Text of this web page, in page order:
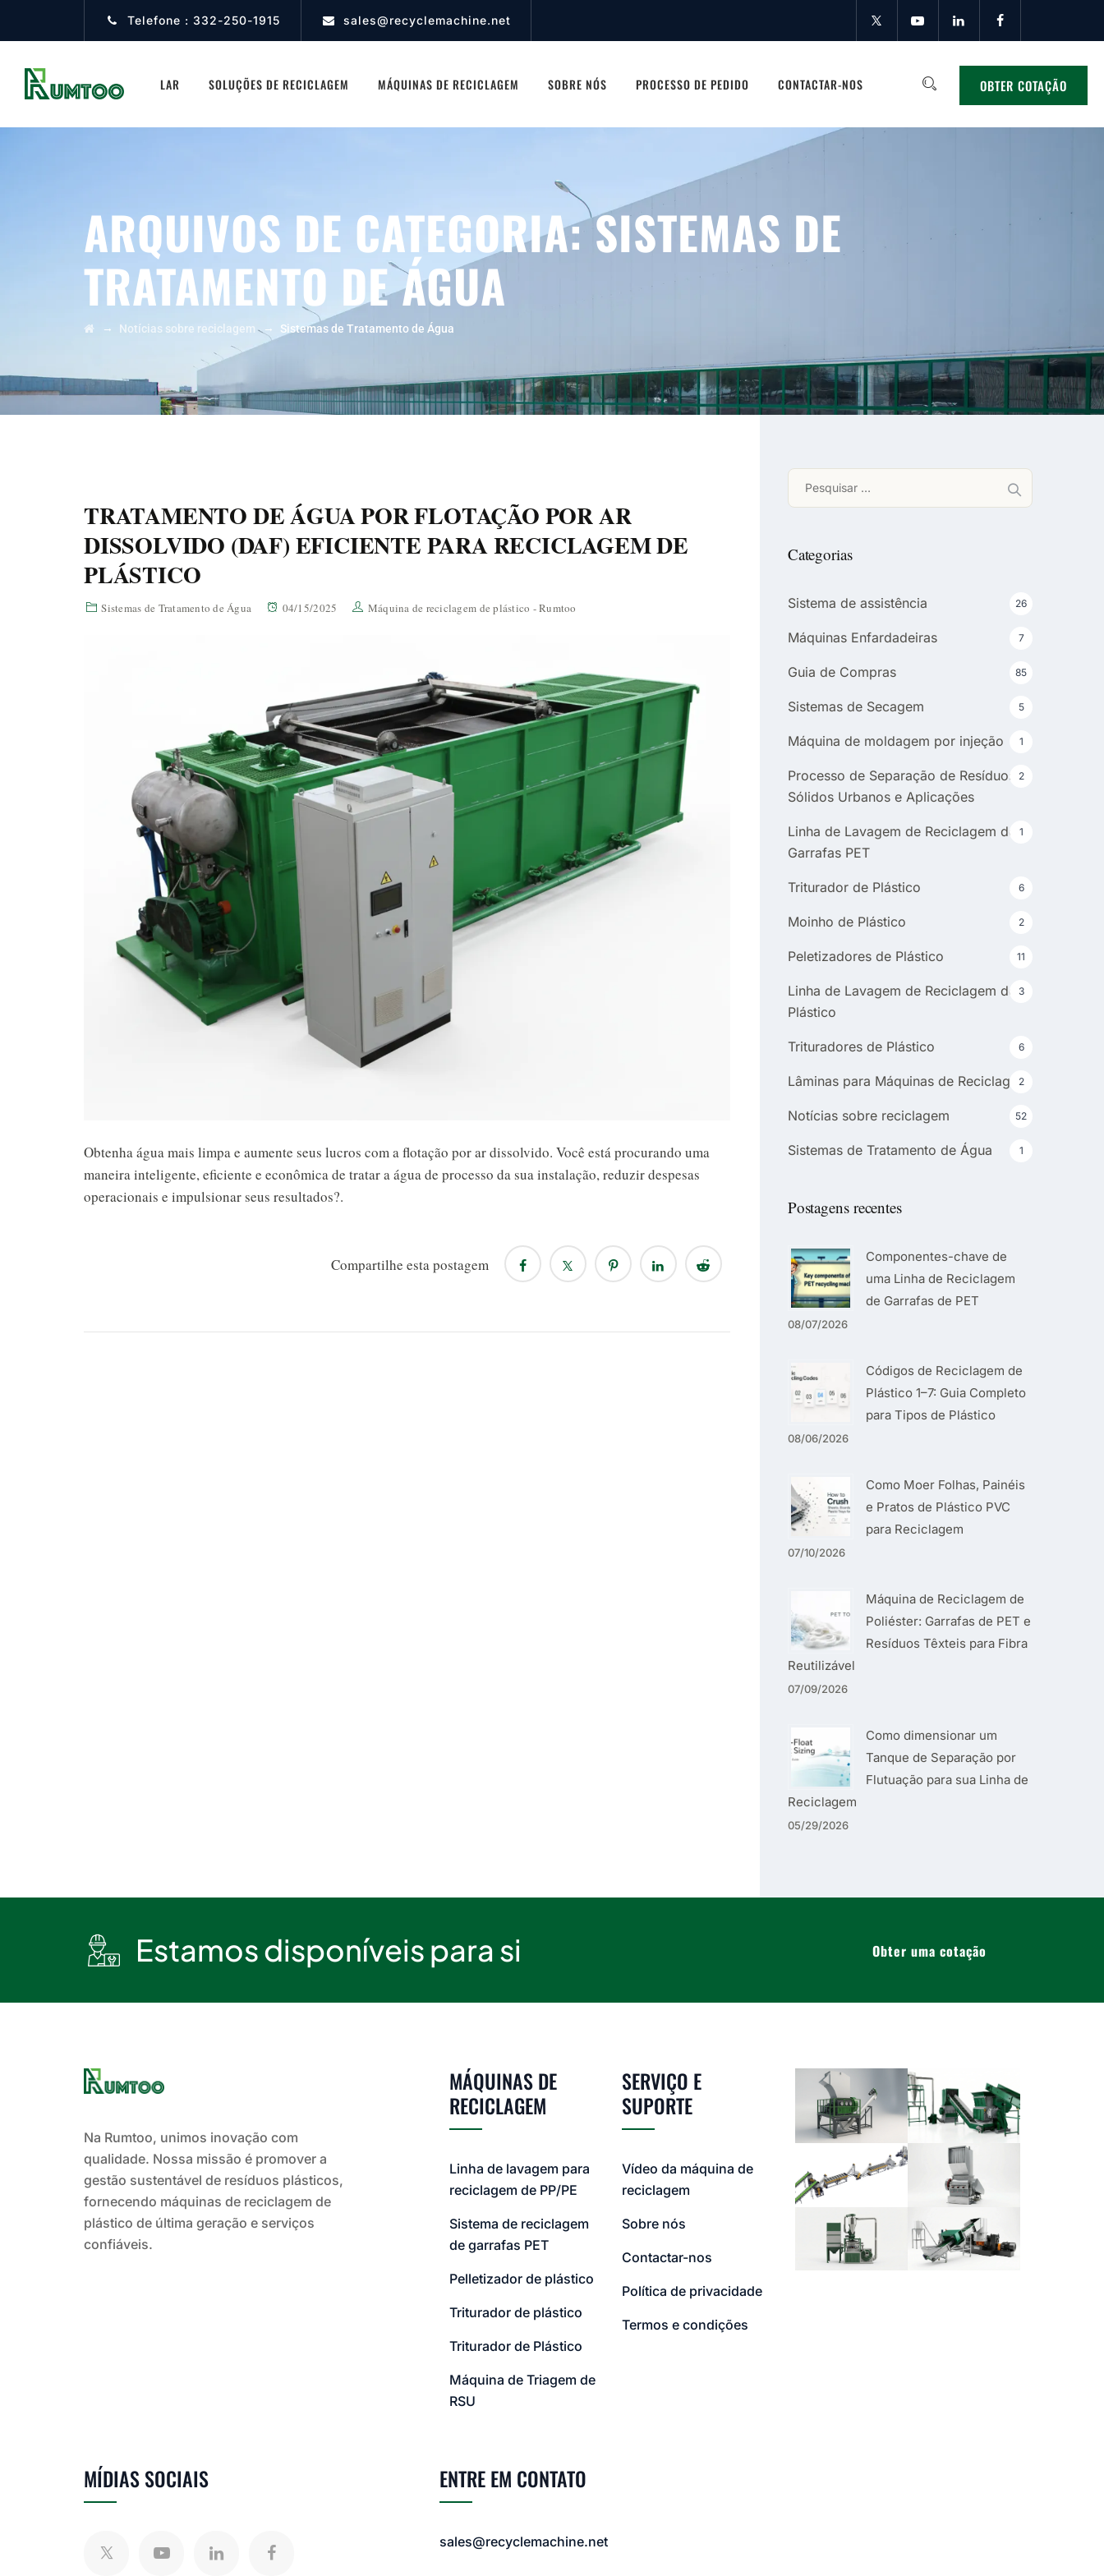
Telefone : 332-250-1915 sales@recyclemachine.net
OBTER COTAÇÃO
LAR SOLUÇÕES DE RECICLAGEM MÁQUINAS DE RECICLAGEM SOBRE NÓS PROCESSO DE PEDIDO CONTACTAR-NOS
ARQUIVOS DE CATEGORIA:SISTEMAS DE
TRATAMENTO DE ÁGUA
→ Notícias sobre reciclagem → Sistemas de Tratamento de Água
TRATAMENTO DE ÁGUA POR FLOTAÇÃO POR AR
DISSOLVIDO (DAF) EFICIENTE PARA RECICLAGEM DE
PLÁSTICO
Sistemas de Tratamento de Água 04/15/2025 Máquina de reciclagem de plástico - Rumtoo
Obtenha água mais limpa e aumente seus lucros com a flotação por ar dissolvido. Você está procurando uma
maneira inteligente, eficiente e econômica de tratar a água de processo da sua instalação, reduzir despesas
operacionais e impulsionar seus resultados?.
Compartilhe esta postagem
por:
Categorias
Sistema de assistência 26
Máquinas Enfardadeiras 7
Guia de Compras 85
Sistemas de Secagem 5
Máquina de moldagem por injeção 1
Processo de Separação de Resíduos
Sólidos Urbanos e Aplicações
2
Linha de Lavagem de Reciclagem de
Garrafas PET
1
Triturador de Plástico 6
Moinho de Plástico 2
Peletizadores de Plástico 11
Linha de Lavagem de Reciclagem de
Plástico
3
Trituradores de Plástico 6
Lâminas para Máquinas de Reciclagem
2
Notícias sobre reciclagem 52
Sistemas de Tratamento de Água 1
Postagens recentes
Componentes-chave de
uma Linha de Reciclagem
de Garrafas de PET
08/07/2026
Códigos de Reciclagem de
Plástico 1–7: Guia Completo
para Tipos de Plástico
08/06/2026
Como Moer Folhas, Painéis
e Pratos de Plástico PVC
para Reciclagem
07/10/2026
Máquina de Reciclagem de
Poliéster: Garrafas de PET e
Resíduos Têxteis para Fibra
Reutilizável
07/09/2026
Como dimensionar um
Tanque de Separação por
Flutuação para sua Linha de
Reciclagem
05/29/2026
Estamos disponíveis para si Obter uma cotação
Na Rumtoo, unimos inovação com
qualidade. Nossa missão é promover a
gestão sustentável de resíduos plásticos,
fornecendo máquinas de reciclagem de
plástico de última geração e serviços
confiáveis.
MÁQUINAS DE
RECICLAGEM
Linha de lavagem para
reciclagem de PP/PE
Sistema de reciclagem
de garrafas PET
Pelletizador de plástico
Triturador de plástico
Triturador de Plástico
Máquina de Triagem de
RSU
SERVIÇO E
SUPORTE
Vídeo da máquina de
reciclagem
Sobre nós
Contactar-nos
Política de privacidade
Termos e condições
MÍDIAS SOCIAIS ENTRE EM CONTATO
sales@recyclemachine.net